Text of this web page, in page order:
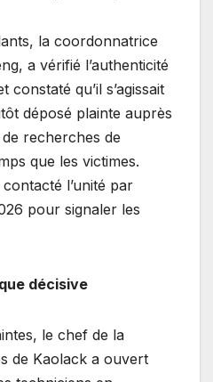
la coordonnatrice
a vérifié l’authenticité
qu’il s’agissait
déposé plainte auprès
recherches de
que les victimes.
l’unité par
pour signaler les
décisive
le chef de la
de Kaolack a ouvert